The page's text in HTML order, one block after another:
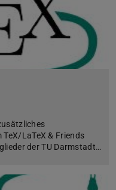
LaTeX & Friends
der TU Darmstadt…